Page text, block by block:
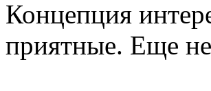
Концепция
приятные. Еще